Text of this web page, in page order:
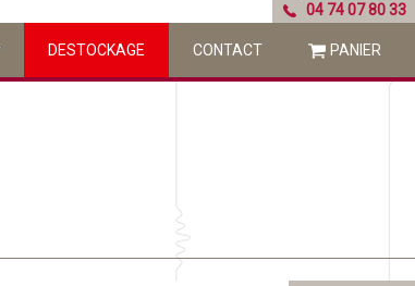
04 74 07 80 33
DESTOCKAGE CONTACT PANIER